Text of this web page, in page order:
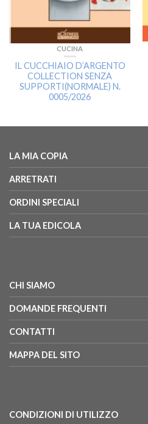
CUCINA
IL CUCCHIAIO D’ARGENTO
COLLECTION SENZA
SUPPORTI(NORMALE) N.
0005/2026
LA MIA COPIA
ARRETRATI
ORDINI SPECIALI
LA TUA EDICOLA
CHI SIAMO
DOMANDE FREQUENTI
CONTATTI
MAPPA DEL SITO
CONDIZIONI DI UTILIZZO